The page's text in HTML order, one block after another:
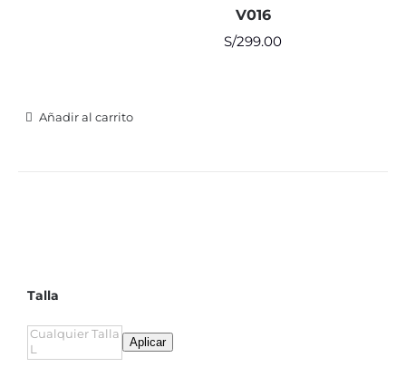
V016
S/299.00
Añadir al carrito
Talla
Aplicar